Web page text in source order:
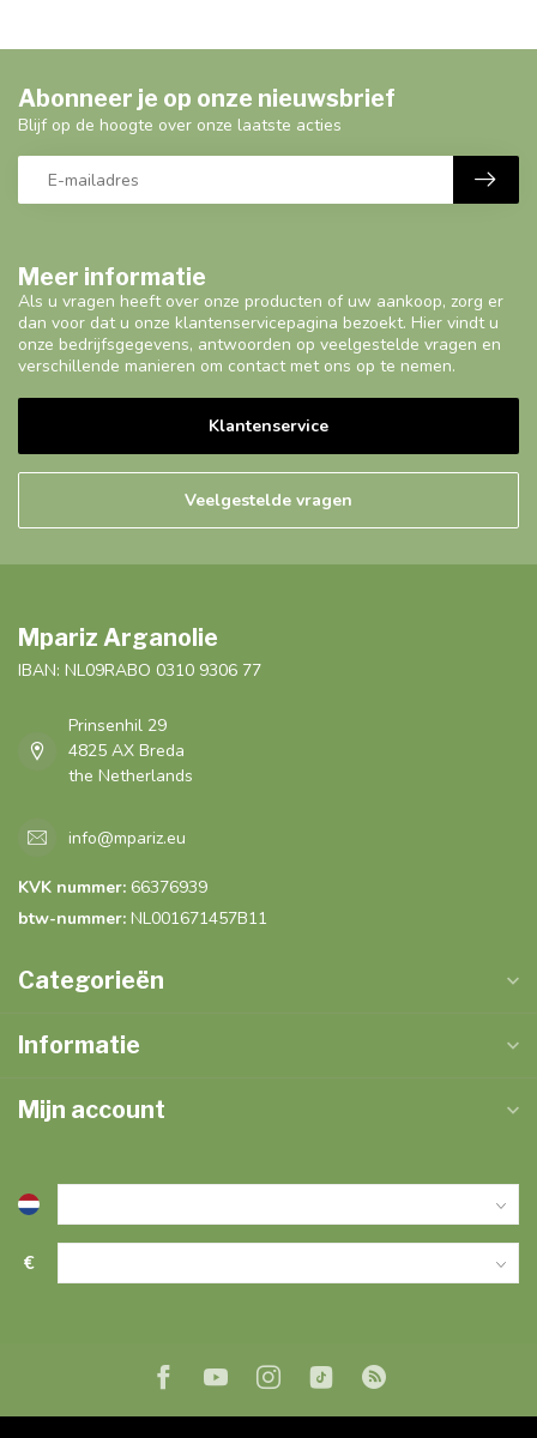
Meer informatie
Als u vragen heeft over onze producten of uw aankoop, zorg er
dan voor dat u onze klantenservicepagina bezoekt. Hier vindt u
onze bedrijfsgegevens, antwoorden op veelgestelde vragen en
verschillende manieren om contact met ons op te nemen.
Klantenservice
Veelgestelde vragen
Abonneer je op onze nieuwsbrief
Blijf op de hoogte over onze laatste acties
Mpariz Arganolie
IBAN: NL09RABO 0310 9306 77
Prinsenhil 29
4825 AX Breda
the Netherlands
info@mpariz.eu
KVK nummer: 66376939
btw-nummer: NL001671457B11
Categorieën
Informatie
Mijn account
€